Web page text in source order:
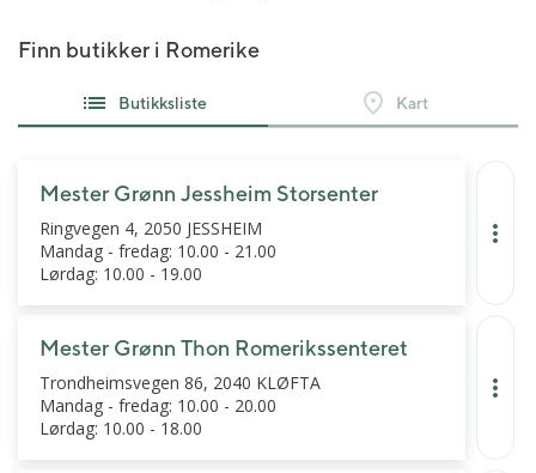
Finn butikker i Romerike
Butikksliste Kart
Mester Grønn Jessheim Storsenter
Ringvegen 4, 2050 JESSHEIM
Mandag - fredag: 10.00 - 21.00
Lørdag: 10.00 - 19.00
Mester Grønn Thon Romerikssenteret
Trondheimsvegen 86, 2040 KLØFTA
Mandag - fredag: 10.00 - 20.00
Lørdag: 10.00 - 18.00